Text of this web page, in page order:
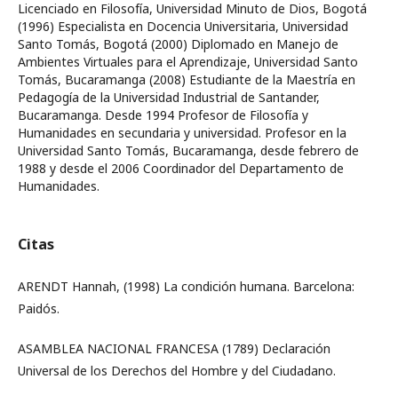
Licenciado en Filosofía, Universidad Minuto de Dios, Bogotá
(1996) Especialista en Docencia Universitaria, Universidad
Santo Tomás, Bogotá (2000) Diplomado en Manejo de
Ambientes Virtuales para el Aprendizaje, Universidad Santo
Tomás, Bucaramanga (2008) Estudiante de la Maestría en
Pedagogía de la Universidad Industrial de Santander,
Bucaramanga. Desde 1994 Profesor de Filosofía y
Humanidades en secundaria y universidad. Profesor en la
Universidad Santo Tomás, Bucaramanga, desde febrero de
1988 y desde el 2006 Coordinador del Departamento de
Humanidades.
Citas
ARENDT Hannah, (1998) La condición humana. Barcelona:
Paidós.
ASAMBLEA NACIONAL FRANCESA (1789) Declaración
Universal de los Derechos del Hombre y del Ciudadano.